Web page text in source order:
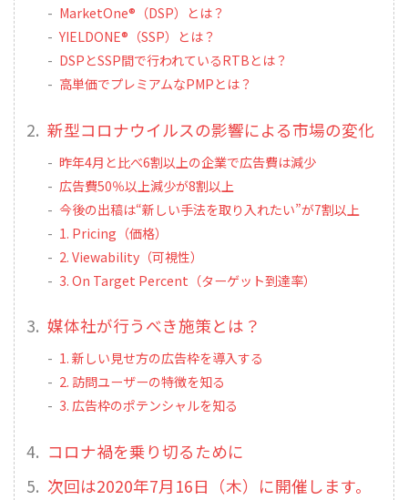
MarketOne®（DSP）とは？
YIELDONE®（SSP）とは？
DSPとSSP間で行われているRTBとは？
高単価でプレミアムなPMPとは？
新型コロナウイルスの影響による市場の変化
昨年4月と比べ6割以上の企業で広告費は減少
広告費50％以上減少が8割以上
今後の出稿は“新しい手法を取り入れたい”が7割以上
1. Pricing（価格）
2. Viewability（可視性）
3. On Target Percent（ターゲット到達率）
媒体社が行うべき施策とは？
1. 新しい見せ方の広告枠を導入する
2. 訪問ユーザーの特徴を知る
3. 広告枠のポテンシャルを知る
コロナ禍を乗り切るために
次回は2020年7月16日（木）に開催します。